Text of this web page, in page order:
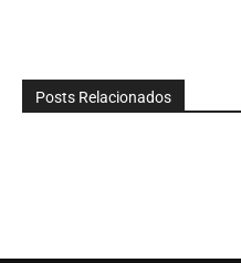
Posts Relacionados